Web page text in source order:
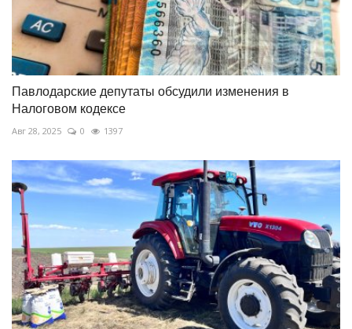
Павлодарские депутаты обсудили изменения в
Налоговом кодексе
Авг 28, 2025 0 1397